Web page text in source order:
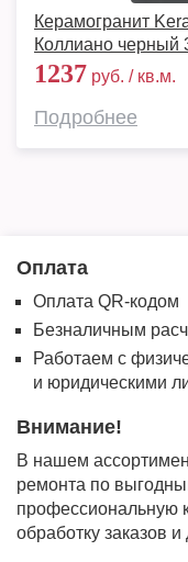
Керамогранит
Коллиано черный
1237 руб. / кв.м.
Подробнее
Оплата
Оплата QR-кодом
Безналичным
Работаем с
и юридическими
Внимание!
В нашем
ремонта по
профессиональную
обработку заказов